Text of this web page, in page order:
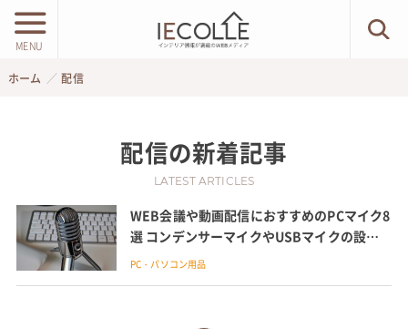
MENU
ホーム 配信
配信の新着記事
LATEST ARTICLES
WEB会議や動画配信におすすめのPCマイク8
選 コンデンサーマイクやUSBマイクの設定
確認も紹介
PC・パソコン用品